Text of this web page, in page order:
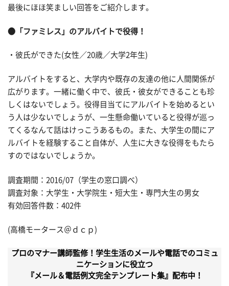
最後にほほ笑ましい回答をご紹介します。
●「ファミレス」のアルバイトで役得！
・彼氏ができた(女性／20歳／大学2年生)
アルバイトをすると、大学内や既存の友達の他に人間関係が
広がります。一緒に働く中で、彼氏・彼女ができることも珍
しくはないでしょう。役得目当てにアルバイトを始めるとい
う人は少ないでしょうが、一生懸命働いていると役得が巡っ
てくるなんて話はけっこうあるもの。また、大学生の間にア
ルバイトを経験すること自体が、人生に大きな役得をもたら
すのではないでしょうか。
調査期間：2016/07（学生の窓口調べ）
調査対象：大学生・大学院生・短大生・専門大生の男女
有効回答件数：402件
(高橋モータース＠ｄｃｐ)
プロのマナー講師監修！学生生活のメールや電話でのコミュ
ニケーションに役立つ
『メール＆電話例文完全テンプレート集』配布中！